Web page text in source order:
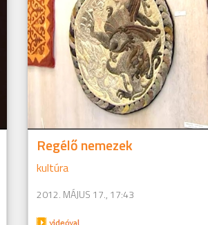
Regélő nemezek
kultúra
2012. MÁJUS 17., 17:43